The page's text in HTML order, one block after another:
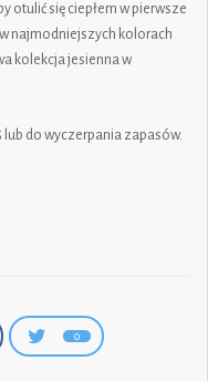
otulić się ciepłem w pierwsze
najmodniejszych kolorach
kolekcja jesienna w
do wyczerpania zapasów.
0